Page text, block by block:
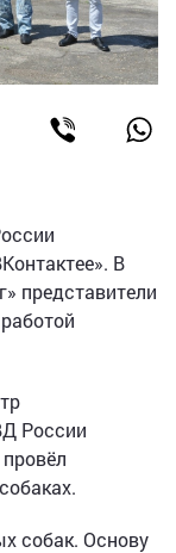
В
представители
России
собак. Основу